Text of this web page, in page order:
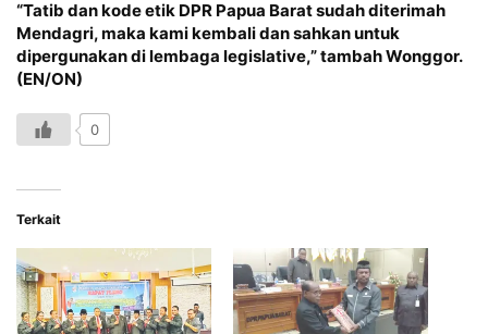
“Tatib dan kode etik DPR Papua Barat sudah diterimah
Mendagri, maka kami kembali dan sahkan untuk
dipergunakan di lembaga legislative,” tambah Wonggor.
(EN/ON)
0
Terkait